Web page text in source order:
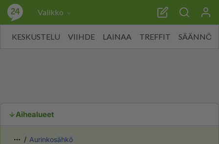
Valikko
KESKUSTELU VIIHDE LAINAA TREFFIT SÄÄNNÖT
Aihealueet
Aurinkosähkö